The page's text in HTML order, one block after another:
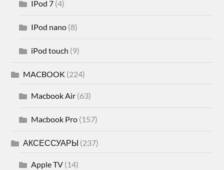
IPod 7 (4)
IPod nano (8)
iPod touch (9)
MACBOOK (224)
Macbook Air (63)
Macbook Pro (157)
АКСЕССУАРЫ (237)
Apple TV (14)